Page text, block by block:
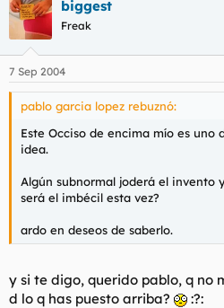
biggest
Freak
7 Sep 2004
pablo garcia lopez rebuznó:
Este Occiso de encima mío es uno
idea.
Algún subnormal joderá el invento
será el imbécil esta vez?
ardo en deseos de saberlo.
y si te digo, querido pablo, q no
d lo q has puesto arriba?
:?: